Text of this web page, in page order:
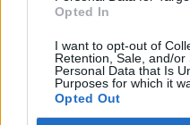
Opted In
I want to opt-out of
Retention, Sale, and/or
Personal Data that Is
Purposes for which it
Opted Out